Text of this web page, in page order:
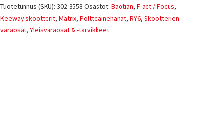
Tuotetunnus (SKU): 302-3558 Osastot: Baotian, F-act / Focus,
Keeway skootterit, Matrix, Polttoainehanat, RY6, Skootterien
varaosat, Yleisvaraosat & -tarvikkeet